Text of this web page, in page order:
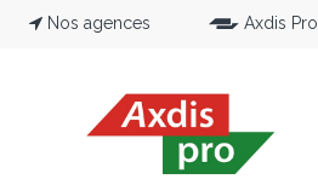
Nos agences Axdis Pro